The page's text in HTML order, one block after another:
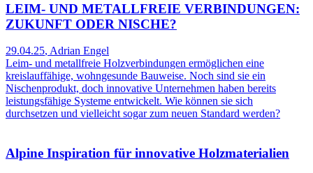
LEIM- UND METALLFREIE VERBINDUNGEN:
ZUKUNFT ODER NISCHE?
29.04.25, Adrian Engel
Leim- und metallfreie Holzverbindungen ermöglichen eine
kreislauffähige, wohngesunde Bauweise. Noch sind sie ein
Nischenprodukt, doch innovative Unternehmen haben bereits
leistungsfähige Systeme entwickelt. Wie können sie sich
durchsetzen und vielleicht sogar zum neuen Standard werden?
Alpine Inspiration für innovative Holzmaterialien